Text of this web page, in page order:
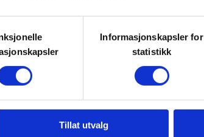
Informasjonskapsler for
statistikk
Tillat utvalg
liker å være ute i
mer.
antallet som